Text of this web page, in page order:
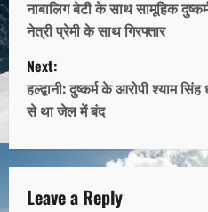
नाबालिग बेटी के साथ सामूहिक
नेत्री प्रेमी के साथ गिरफ्तार
Next:
हल्द्वानी: दुष्कर्म के आरोपी श्याम
से था जेल में बंद
Leave a Reply